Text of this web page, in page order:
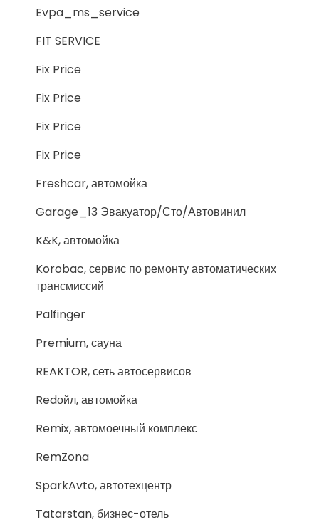
Evpa_ms_service
FIT SERVICE
Fix Price
Fix Price
Fix Price
Fix Price
Freshcar, автомойка
Garage_13 Эвакуатор/Сто/Автовинил
K&K, автомойка
Korobac, сервис по ремонту автоматических
трансмиссий
Palfinger
Premium, сауна
REAKTOR, сеть автосервисов
Redойл, автомойка
Remix, автомоечный комплекс
RemZona
SparkAvto, автотехцентр
Tatarstan, бизнес-отель